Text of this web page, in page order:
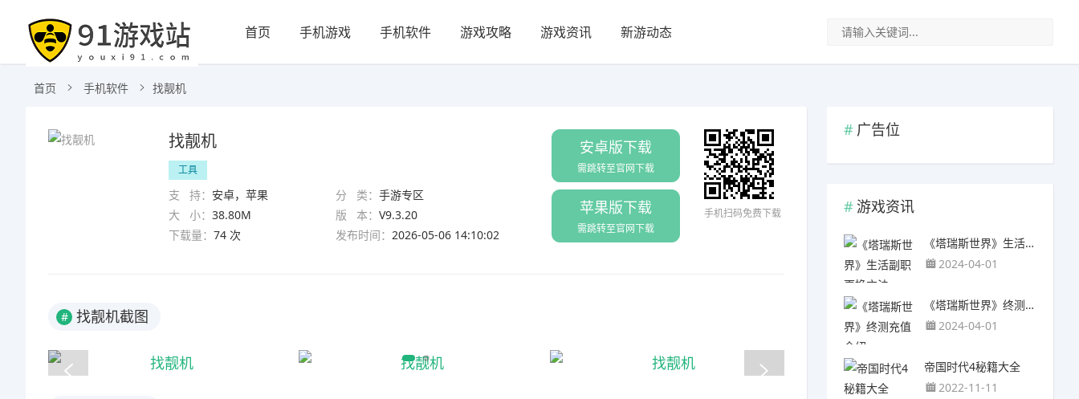
首页 手机游戏 手机软件 游戏攻略 游戏资讯 新游动态
首页 手机软件 找靓机
苹果版下载
需跳转至官网下载
安卓版下载
需跳转至官网下载
找靓机
工具
支 持： 安卓，苹果 分 类： 手游专区
大 小： 38.80M 版 本： V9.3.20
下载量： 74 次 发布时间： 2026-05-06 14:10:02
手机扫码免费下载
# 找靓机截图
广告位
游戏资讯
《塔瑞斯世界》生活副职更换方法
2024-04-01
《塔瑞斯世界》终测充值介绍
2024-04-01
帝国时代4秘籍大全
2022-11-11